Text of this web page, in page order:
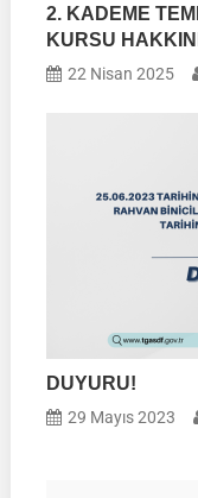
2. KADEME
KURSU
22 Nisan 2025
DUYURU!
29 Mayıs 2023